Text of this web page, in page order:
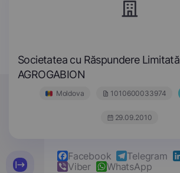
Societatea cu Răspundere Limitată
AGROGABION
Moldova 1010600033974
29.09.2010
Facebook Telegram
Viber
WhatsApp